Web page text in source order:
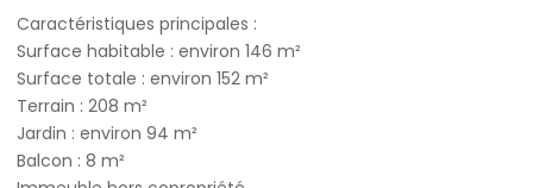
Caractéristiques principales :
Surface habitable : environ 146 m²
Surface totale : environ 152 m²
Terrain : 208 m²
Jardin : environ 94 m²
Balcon : 8 m²